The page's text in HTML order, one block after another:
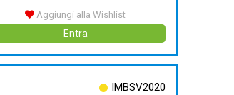
Aggiungi alla Wishlist
Entra
IMBSV2020